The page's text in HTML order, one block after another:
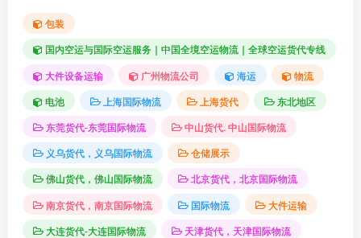
包装
国内空运与国际空运服务｜中国全境空运物流｜全球空运货代专线
大件设备运输
广州物流公司 海运
物流
电池
上海国际物流 上海货代
东北地区
东莞货代-东莞国际物流
中山货代. 中山国际物流
义乌货代，义乌国际物流
仓储展示
佛山货代，佛山国际物流
北京货代，北京国际物流
南京货代，南京国际物流
国际物流
大件运输
大连货代-大连国际物流
天津货代，天津国际物流